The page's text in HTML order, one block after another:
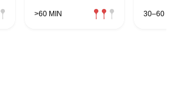
>60 MIN 30–60